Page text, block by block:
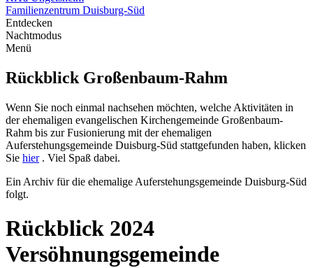
Familienzentrum Duisburg-Süd
Entdecken
Nachtmodus
Menü
Rückblick Großenbaum-Rahm
Wenn Sie noch einmal nachsehen möchten, welche Aktivitäten in
der ehemaligen evangelischen Kirchengemeinde Großenbaum-
Rahm bis zur Fusionierung mit der ehemaligen
Auferstehungsgemeinde Duisburg-Süd stattgefunden haben, klicken
Sie hier. Viel Spaß dabei.
Ein Archiv für die ehemalige Auferstehungsgemeinde Duisburg-Süd
folgt.
Rückblick 2024
Versöhnungsgemeinde